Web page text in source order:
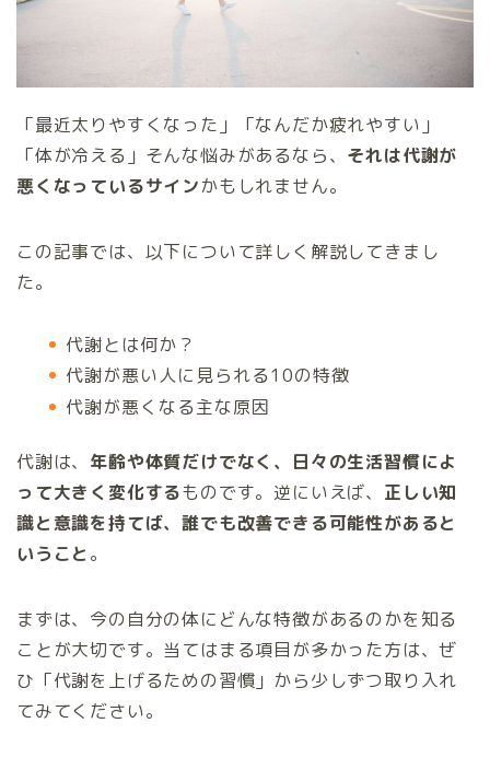
「最近太りやすくなった」「なんだか疲れやすい」
「体が冷える」そんな悩みがあるなら、 それは代謝が
悪くなっているサインかもしれません。
この記事では、以下について詳しく解説してきまし
た。
代謝とは何か？
代謝が悪い人に見られる10の特徴
代謝が悪くなる主な原因
代謝は、 年齢や体質だけでなく、日々の生活習慣によ
って大きく変化するものです。逆にいえば、 正しい知
識と意識を持てば、誰でも改善できる可能性があると
いうこと 。
まずは、今の自分の体にどんな特徴があるのかを知る
ことが大切です。当てはまる項目が多かった方は、ぜ
ひ「代謝を上げるための習慣」から少しずつ取り入れ
てみてください。